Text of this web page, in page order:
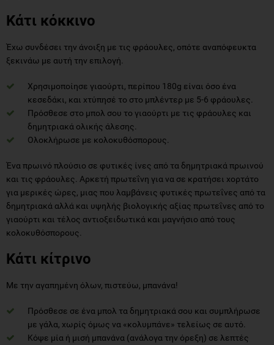
Κάτι κόκκινο
Έχω συνδέσει την άνοιξη με τις φράουλες, οπότε αναπόφευκτα
ξεκινάω με αυτή την επιλογή.
Χρησιμοποίησε γιαούρτι, περίπου 180g είναι όσο ένα
κεσεδάκι, και χτύπησέ το στο μπλέντερ με 5-6 φράουλες.
Πρόσθεσε στο μπολ σου το γιαούρτι με τις φράουλες και
δημητριακά ολικής άλεσης.
Ολοκλήρωσε με κολοκυθόσπορους.
Ένα πρωινό πλούσιο σε φυτικές ίνες από τα δημητριακά πρωινού
και τις φράουλες. Αρκετή πρωτεΐνη για να σε κρατήσει χορτάτο
για μερικές ώρες, μιας που λαμβάνεις φυτικές πρωτεΐνες από τα
δημητριακά αλλά και υψηλής βιολογικής αξίας πρωτεΐνες από το
γιαούρτι και τέλος αντιοξειδωτικά και μαγνήσιο από τους
κολοκυθόσπορους.
Κάτι κίτρινο
Με την αγαπημένη όλων, πιστεύω, μπανάνα!
Πρόσθεσε σε ένα μπολ τα δημητριακά σου και συμπλήρωσε
με γάλα, χωρίς όμως να «κολυμπάνε» τελείως σε αυτό.
Κόψε μία ή μισή μπανάνα (ανάλογα την όρεξη) σε λεπτές